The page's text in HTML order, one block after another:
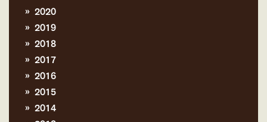
2020
2019
2018
2017
2016
2015
2014